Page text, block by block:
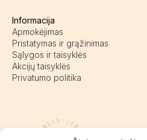
Informacija
Apmokėjimas
Pristatymas ir grąžinimas
Sąlygos ir taisyklės
Akcijų taisyklės
Privatumo politika